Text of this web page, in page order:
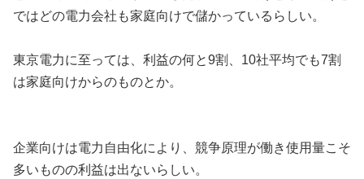
ではどの電力会社も家庭向けで儲かっているらしい。
東京電力に至っては、利益の何と9割、10社平均でも7割
は家庭向けからのものとか。
企業向けは電力自由化により、競争原理が働き使用量こそ
多いものの利益は出ないらしい。